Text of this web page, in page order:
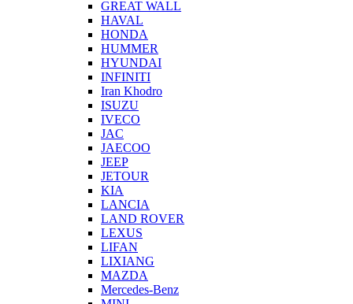
GREAT WALL
HAVAL
HONDA
HUMMER
HYUNDAI
INFINITI
Iran Khodro
ISUZU
IVECO
JAC
JAECOO
JEEP
JETOUR
KIA
LANCIA
LAND ROVER
LEXUS
LIFAN
LIXIANG
MAZDA
Mercedes-Benz